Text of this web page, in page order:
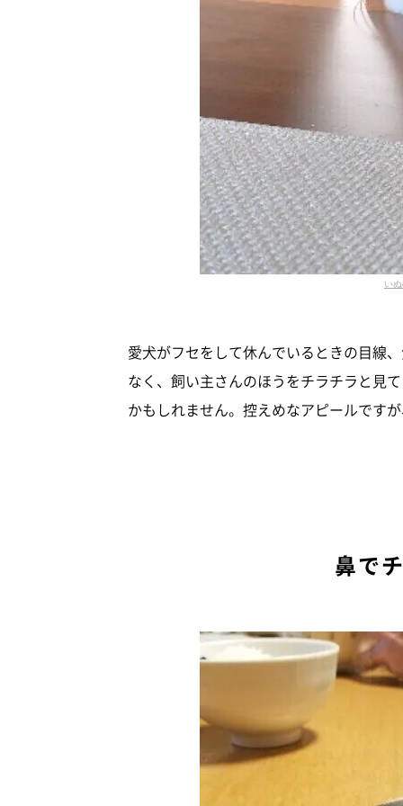
い
愛犬がフセをして休んでいるときの目線
なく、飼い主さんのほうをチラチラと見
かもしれません。控えめなアピールです
鼻で